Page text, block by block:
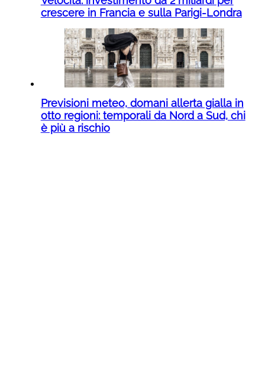
crescere in Francia e sulla Parigi-Londra
Previsioni meteo, domani allerta gialla in
otto regioni: temporali da Nord a Sud, chi
è più a rischio